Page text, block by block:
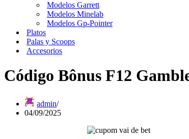
Modelos Garrett
Modelos Minelab
Modelos Gp-Pointer
Platos
Palas y Scoops
Accesorios
Código Bônus F12
admin
04/09/2025